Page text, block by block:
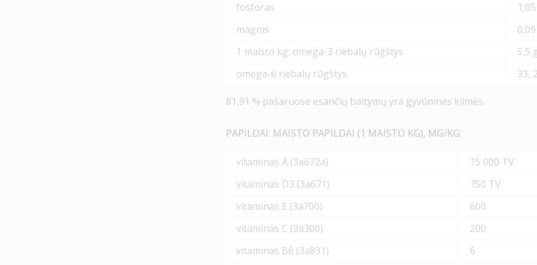
fosforas
magnis
1 maisto kg: omega-3 riebalų rūgštys
5,5
omega-6 riebalų rūgštys
33,
81,91 % pašaruose esančių baltymų yra gyvūninės kilmės.
PAPILDAI: MAISTO PAPILDAI (1 MAISTO KG), MG/KG:
vitaminas A (3a672a)
15 000 TV
vitaminas D3 (3a671)
750 TV
vitaminas E (3a700)
600
vitaminas C (3a300)
200
vitaminas B6 (3a831)
6